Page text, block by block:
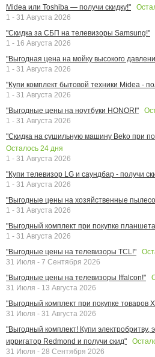
Midea или Toshiba — получи скидку!"
1 - 31 Августа 2026
"Скидка за СБП на телевизоры Samsung!"
1 - 16 Августа 2026
"Выгодная цена на мойку высокого
1 - 31 Августа 2026
"Купи комплект бытовой техники Midea -
1 - 31 Августа 2026
"Выгодные цены на ноутбуки HONOR!"
1 - 31 Августа 2026
"Скидка на сушильную машину Beko при
Осталось 24 дня
1 - 31 Августа 2026
"Купи телевизор LG и саундбар - получи
1 - 31 Августа 2026
"Выгодные цены на хозяйственные
1 - 31 Августа 2026
"Выгодный комплект при покупке
1 - 31 Августа 2026
"Выгодные цены на телевизоры TCL!"
31 Июля - 7 Сентября 2026
"Выгодные цены на телевизоры Iffalcon!"
31 Июля - 13 Августа 2026
"Выгодный комплект при покупке товаров
31 Июля - 31 Августа 2026
"Выгодный комплект! Купи электробритву,
ирригатор Redmond и получи скид"
31 Июля - 28 Сентября 2026